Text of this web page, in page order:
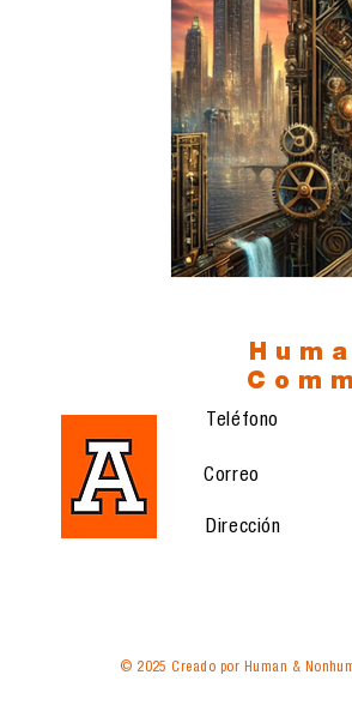
Casos de estudio Novedades
Análisis de tendencias
Teléfono
Correo
Dirección
© 2025 Creado por Human &